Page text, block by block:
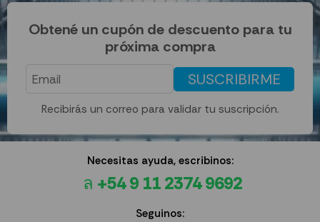
Obtené un cupón de descuento para tu
próxima compra
SUSCRIBIRME
Recibirás un correo para validar tu suscripción.
Necesitas ayuda, escribinos:
+54 9 11 2374 9692
Seguinos: